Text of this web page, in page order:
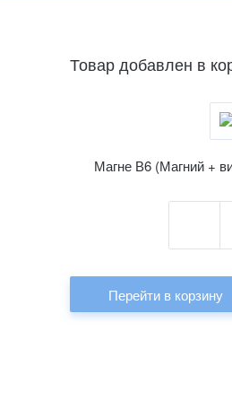
Товар добавлен в
Магне В6 (Магний +
Перейти в корзину